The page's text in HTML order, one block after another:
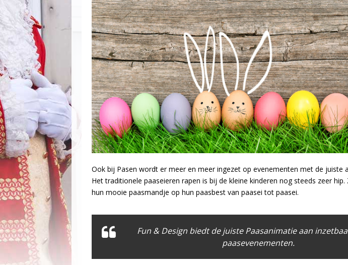
Ook bij Pasen wordt er meer en meer ingezet op evenementen met de juiste
Het traditionele paaseieren rapen is bij de kleine kinderen nog steeds zeer
hun mooie paasmandje op hun paasbest van paasei tot paasei.
Fun & Design biedt de juiste Paasanimatie aan
paasevenementen.